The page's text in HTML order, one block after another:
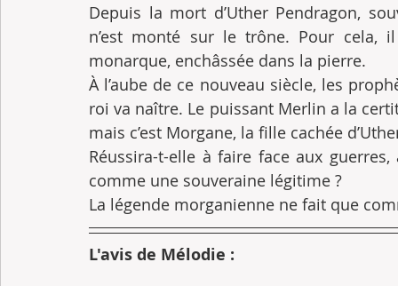
Depuis la mort d’Uther Pendragon,
n’est monté sur le trône. Pour cela,
monarque, enchâssée dans la pierre.
À l’aube de ce nouveau siècle, les
roi va naître. Le puissant Merlin a la
mais c’est Morgane, la fille cachée
Réussira-t-elle à faire face aux
comme une souveraine légitime ?
La légende morganienne ne fait que
L'avis de Mélodie :